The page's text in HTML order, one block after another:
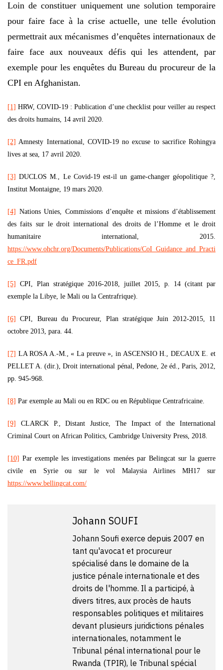
Loin de constituer uniquement une solution temporaire
pour faire face à la crise actuelle, une telle évolution
permettrait aux mécanismes d’enquêtes internationaux de
faire face aux nouveaux défis qui les attendent, par
exemple pour les enquêtes du Bureau du procureur de la
CPI en Afghanistan.
[1] HRW, COVID-19 : Publication d’une checklist pour veiller au respect
des droits humains, 14 avril 2020.
[2] Amnesty International, COVID-19 no excuse to sacrifice Rohingya
lives at sea, 17 avril 2020.
[3] DUCLOS M., Le Covid-19 est-il un game-changer géopolitique ?,
Institut Montaigne, 19 mars 2020.
[4] Nations Unies, Commissions d’enquête et missions d’établissement
des faits sur le droit international des droits de l’Homme et le droit
humanitaire international, 2015.
https://www.ohchr.org/Documents/Publications/CoI_Guidance_and_Practi
ce_FR.pdf
[5] CPI, Plan stratégique 2016-2018, juillet 2015, p. 14 (citant par
exemple la Libye, le Mali ou la Centrafrique).
[6] CPI, Bureau du Procureur, Plan stratégique Juin 2012-2015, 11
octobre 2013, para. 44.
[7] LA ROSA A.-M., « La preuve », in ASCENSIO H., DECAUX E. et
PELLET A. (dir.), Droit international pénal, Pedone, 2e éd., Paris, 2012,
pp. 945-968.
[8] Par exemple au Mali ou en RDC ou en République Centrafricaine.
[9] CLARCK P., Distant Justice, The Impact of the International
Criminal Court on African Politics, Cambridge University Press, 2018.
[10] Par exemple les investigations menées par Belingcat sur la guerre
civile en Syrie ou sur le vol Malaysia Airlines MH17 sur
https://www.bellingcat.com/
Johann SOUFI
Johann Soufi exerce depuis 2007 en
tant qu'avocat et procureur
spécialisé dans le domaine de la
justice pénale internationale et des
droits de l'homme. Il a participé, à
divers titres, aux procès de hauts
responsables politiques et militaires
devant plusieurs juridictions pénales
internationales, notamment le
Tribunal pénal international pour le
Rwanda (TPIR), le Tribunal spécial